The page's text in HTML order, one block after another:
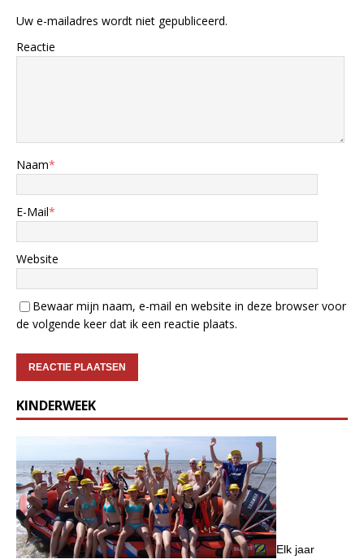
Uw e-mailadres wordt niet gepubliceerd.
Reactie
Naam*
E-Mail*
Website
Bewaar mijn naam, e-mail en website in deze browser voor
de volgende keer dat ik een reactie plaats.
KINDERWEEK
Elk jaar